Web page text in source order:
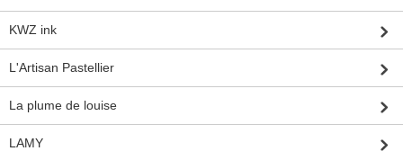
KWZ ink
L'Artisan Pastellier
La plume de louise
LAMY